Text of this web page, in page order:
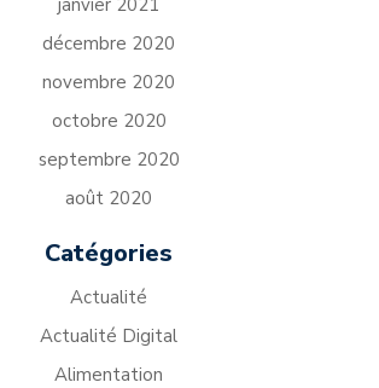
décembre 2020
novembre 2020
octobre 2020
septembre 2020
août 2020
Catégories
Actualité
Actualité Digital
Alimentation